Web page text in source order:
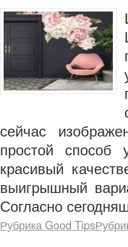
сейчас
простой способ
красивый
выигрышный
Согласно
Рубрика Good